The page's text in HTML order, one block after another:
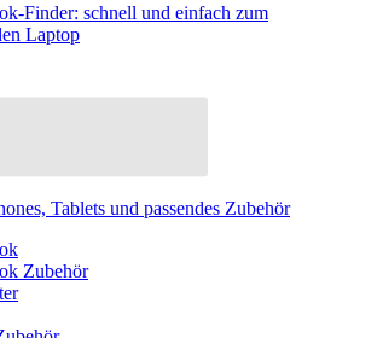
Finder: schnell und einfach zum
Laptop
Tablets und passendes Zubehör
Zubehör